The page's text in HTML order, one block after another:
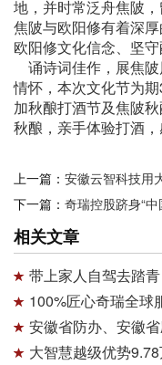
地，并时常泛舟焦陂
焦陂与欧阳修有着深
欧阳修文化信念、坚
诵诗词佳作，展焦
情怀，本次文化节为
加秋酿打酒节及焦陂
秋酿，亲手体验打酒，
上一篇： 安徽云智科技用
下一篇： 奇瑞控股跻身“中
相关文章
带上家人自驾去踏
100%匠心奇瑞全球
安徽省防办、安徽
大智慧越级优势